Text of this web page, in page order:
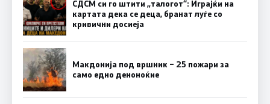
СДСМ си го штити „талогот“: Играјќи на
картата дека се деца, бранат луѓе со
кривични досиеја
Макдонија под вршник – 25 пожари за
само едно деноноќие